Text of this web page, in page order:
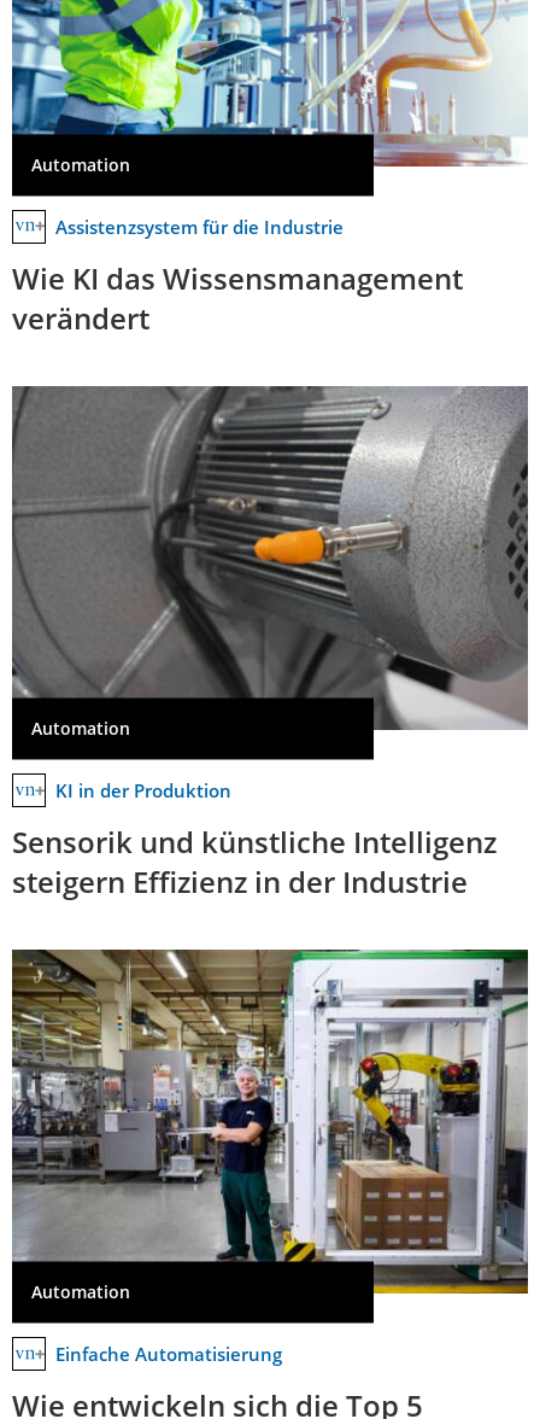
Automation
Assistenzsystem für die Industrie
Wie KI das Wissensmanagement
verändert
Automation
KI in der Produktion
Sensorik und künstliche Intelligenz
steigern Effizienz in der Industrie
Automation
Einfache Automatisierung
Wie entwickeln sich die Top 5